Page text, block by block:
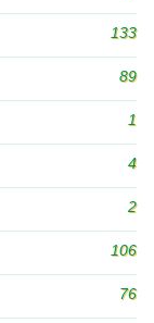
133
89
1
4
2
106
76